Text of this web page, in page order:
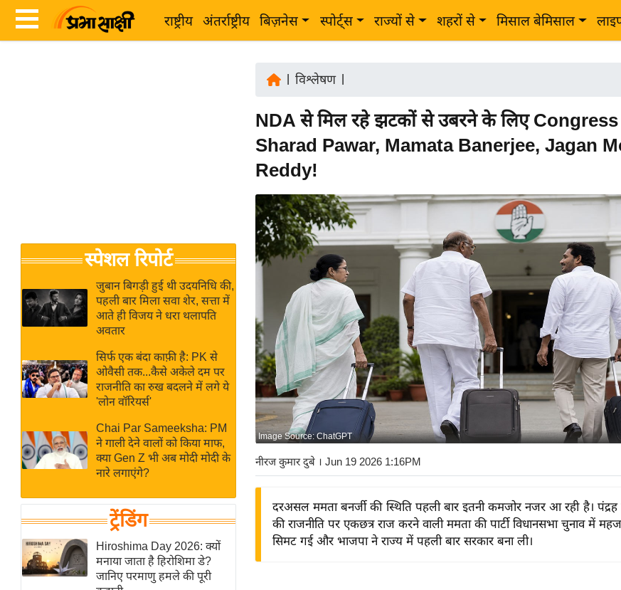
राष्ट्रीय अंतर्राष्ट्रीय बिज़नेस स्पोर्ट्स राज्यों से शहरों से मिसाल बेमिसाल
Breaking
News in
Hindi
Hindi
Hindi
जगत
राय
बजट
क्रिकेट
IPL
ई-पेपर
मिसाल बेमिसाल
यंग इंडिया
साहित्य जगत
ऑटो वर्ल्ड
न्यूज ब्रीफ
स्पेशल रिपोर्ट
जुबान बिगड़ी हुई थी उदयनिधि की,
पहली बार मिला सवा शेर, सत्ता में
आते ही विजय ने धरा थलापति
अवतार
सिर्फ एक बंदा काफ़ी है: PK से
ओवैसी तक...कैसे अकेले दम पर
राजनीति का रुख बदलने में लगे ये
'लोन वॉरियर्स'
Chai Par Sameeksha: PM
ने गाली देने वालों को किया माफ,
क्या Gen Z भी अब मोदी मोदी के
नारे लगाएंगे?
ट्रेंडिंग
Hiroshima Day 2026: क्यों
मनाया जाता है हिरोशिमा डे?
जानिए परमाणु हमले की पूरी
विश्लेषण|
NDA से मिल रहे झटकों से उबरने के लिए Congress
Sharad Pawar, Mamata Banerjee, Jagan
Reddy!
Image Source: ChatGPT
नीरज कुमार दुबे । Jun 19 2026 1:16PM
दरअसल ममता बनर्जी की स्थिति पहली बार इतनी कमजोर नजर आ रही है।
की राजनीति पर एकछत्र राज करने वाली ममता की पार्टी विधानसभा चुनाव में
सिमट गई और भाजपा ने राज्य में पहली बार सरकार बना ली।